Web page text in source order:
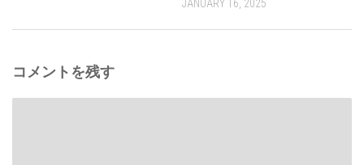
JANUARY 16, 2025
コメントを残す